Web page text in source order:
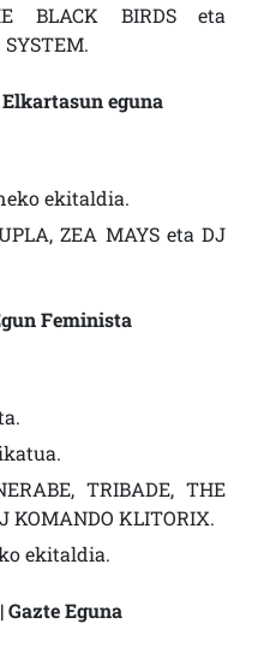
BLACK BIRDS eta
eguna
ekitaldia.
ZEA MAYS eta DJ
Feminista
TRIBADE, THE
KOMANDO KLITORIX.
ekitaldia.
Eguna